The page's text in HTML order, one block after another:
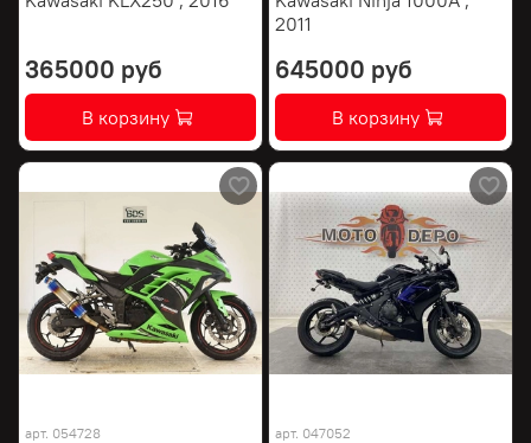
365000 руб
В корзину
2011
645000 руб
В корзину
арт. 054728 арт. 047052